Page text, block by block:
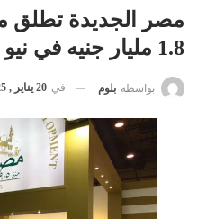
مصر الجديدة تطلق
1.8 مليار جنيه في نيو هليوبوليس
بواسطة بلوم في 20 يناير , 2025 - 5:41 م